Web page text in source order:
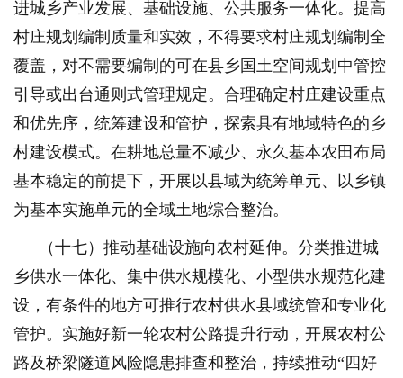
进城乡产业发展、基础设施、公共服务一体化。提高
村庄规划编制质量和实效，不得要求村庄规划编制全
覆盖，对不需要编制的可在县乡国土空间规划中管控
引导或出台通则式管理规定。合理确定村庄建设重点
和优先序，统筹建设和管护，探索具有地域特色的乡
村建设模式。在耕地总量不减少、永久基本农田布局
基本稳定的前提下，开展以县域为统筹单元、以乡镇
为基本实施单元的全域土地综合整治。
（十七）推动基础设施向农村延伸。分类推进城
乡供水一体化、集中供水规模化、小型供水规范化建
设，有条件的地方可推行农村供水县域统管和专业化
管护。实施好新一轮农村公路提升行动，开展农村公
路及桥梁隧道风险隐患排查和整治，持续推动“四好